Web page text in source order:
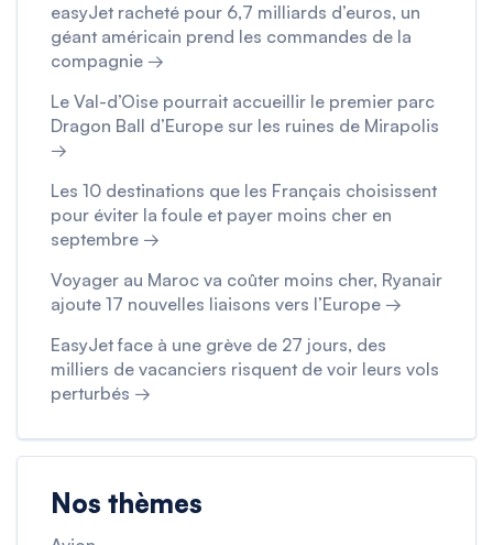
easyJet racheté pour 6,7 milliards d’euros, un
géant américain prend les commandes de la
compagnie →
Le Val-d’Oise pourrait accueillir le premier parc
Dragon Ball d’Europe sur les ruines de Mirapolis
→
Les 10 destinations que les Français choisissent
pour éviter la foule et payer moins cher en
septembre →
Voyager au Maroc va coûter moins cher, Ryanair
ajoute 17 nouvelles liaisons vers l’Europe →
EasyJet face à une grève de 27 jours, des
milliers de vacanciers risquent de voir leurs vols
perturbés →
Nos thèmes